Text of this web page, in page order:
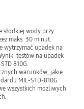
słodkiej wody przy
maks. 30 minut.
wytrzymać upadek na
testów na upadek
810G.
warunków, jakie
MIL-STD-810G.
wszystkich możliwych